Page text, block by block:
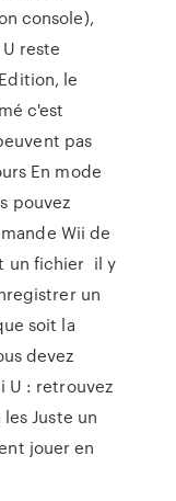
console),
reste
le
c'est
pas
En mode
pouvez
Wii de
un fichier il y
un
soit la
devez
U : retrouvez
Juste un
jouer en